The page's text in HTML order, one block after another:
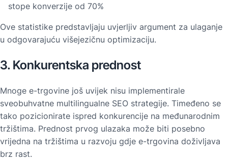
stope konverzije od 70%
Ove statistike predstavljaju uvjerljiv argument za ulaganje
u odgovarajuću višejezičnu optimizaciju.
3. Konkurentska prednost
Mnoge e-trgovine još uvijek nisu implementirale
sveobuhvatne multilingualne SEO strategije. Timeđeno se
tako pozicionirate ispred konkurencije na međunarodnim
tržištima. Prednost prvog ulazaka može biti posebno
vrijedna na tržištima u razvoju gdje e-trgovina doživljava
brz rast.